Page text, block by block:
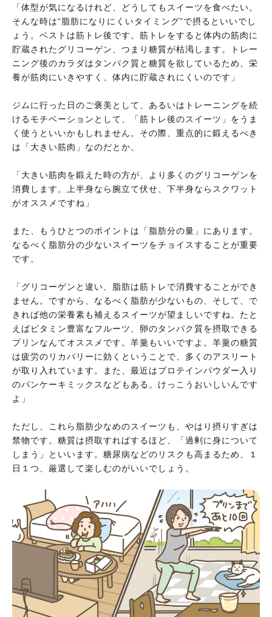
「体型が気になるけれど、どうしてもスイーツを食べたい。
そんな時は“脂肪になりにくいタイミング”で摂るといいでし
ょう。ベストは筋トレ後です。筋トレをすると体内の筋肉に
貯蔵されたグリコーゲン、つまり糖質が枯渇します。トレー
ニング後のカラダはタンパク質と糖質を欲しているため、栄
養が筋肉にいきやすく、体内に貯蔵されにくいのです」
ジムに行った日のご褒美として、あるいはトレーニングを続
けるモチベーションとして、「筋トレ後のスイーツ」をうま
く使うといいかもしれません。その際、重点的に鍛えるべき
は「大きい筋肉」なのだとか。
「大きい筋肉を鍛えた時の方が、より多くのグリコーゲンを
消費します。上半身なら腕立て伏せ、下半身ならスクワット
がオススメですね」
また、もうひとつのポイントは「脂肪分の量」にあります。
なるべく脂肪分の少ないスイーツをチョイスすることが重要
です。
「グリコーゲンと違い、脂肪は筋トレで消費することができ
ません。ですから、なるべく脂肪が少ないもの、そして、で
きれば他の栄養素も補えるスイーツが望ましいですね。たと
えばビタミン豊富なフルーツ、卵のタンパク質を摂取できる
プリンなんてオススメです。羊羹もいいですよ。羊羹の糖質
は疲労のリカバリーに効くということで、多くのアスリート
が取り入れています。また、最近はプロテインパウダー入り
のパンケーキミックスなどもある。けっこうおいしいんです
よ」
ただし、これら脂肪少なめのスイーツも、やはり摂りすぎは
禁物です。糖質は摂取すればするほど、「過剰に身について
しまう」といいます。糖尿病などのリスクも高まるため、１
日１つ、厳選して楽しむのがいいでしょう。